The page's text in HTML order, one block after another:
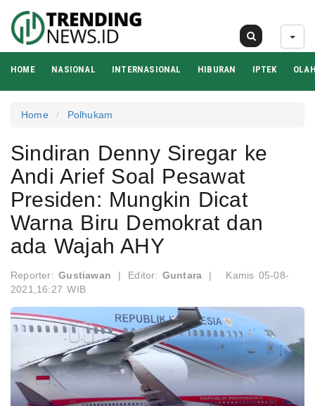
HOME NASIONAL INTERNASIONAL HIBURAN IPTEK
Home Polhukam
Sindiran Denny Siregar ke
Andi Arief Soal Pesawat
Presiden: Mungkin Dicat
Warna Biru Demokrat dan
ada Wajah AHY
Reporter:Gustiawan | Editor: Guntara |
Kamis 05-08-
2021,16:27 WIB